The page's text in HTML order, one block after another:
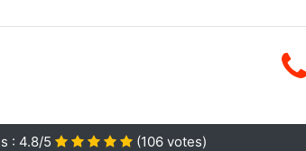
: 4.8/5 (106 votes)